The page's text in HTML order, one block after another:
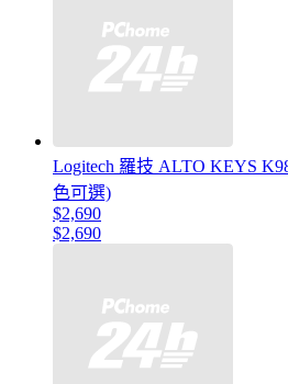
Logitech 羅技 ALTO KEYS
色可選)
$2,690
$2,690